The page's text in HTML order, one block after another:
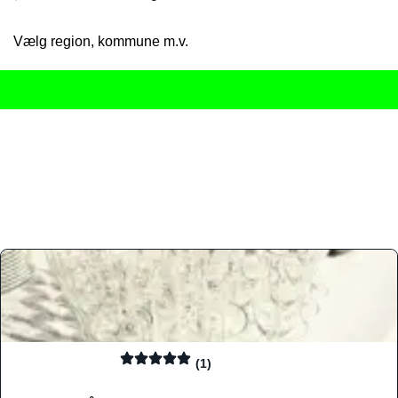
Vælg region, kommune m.v.
(1)